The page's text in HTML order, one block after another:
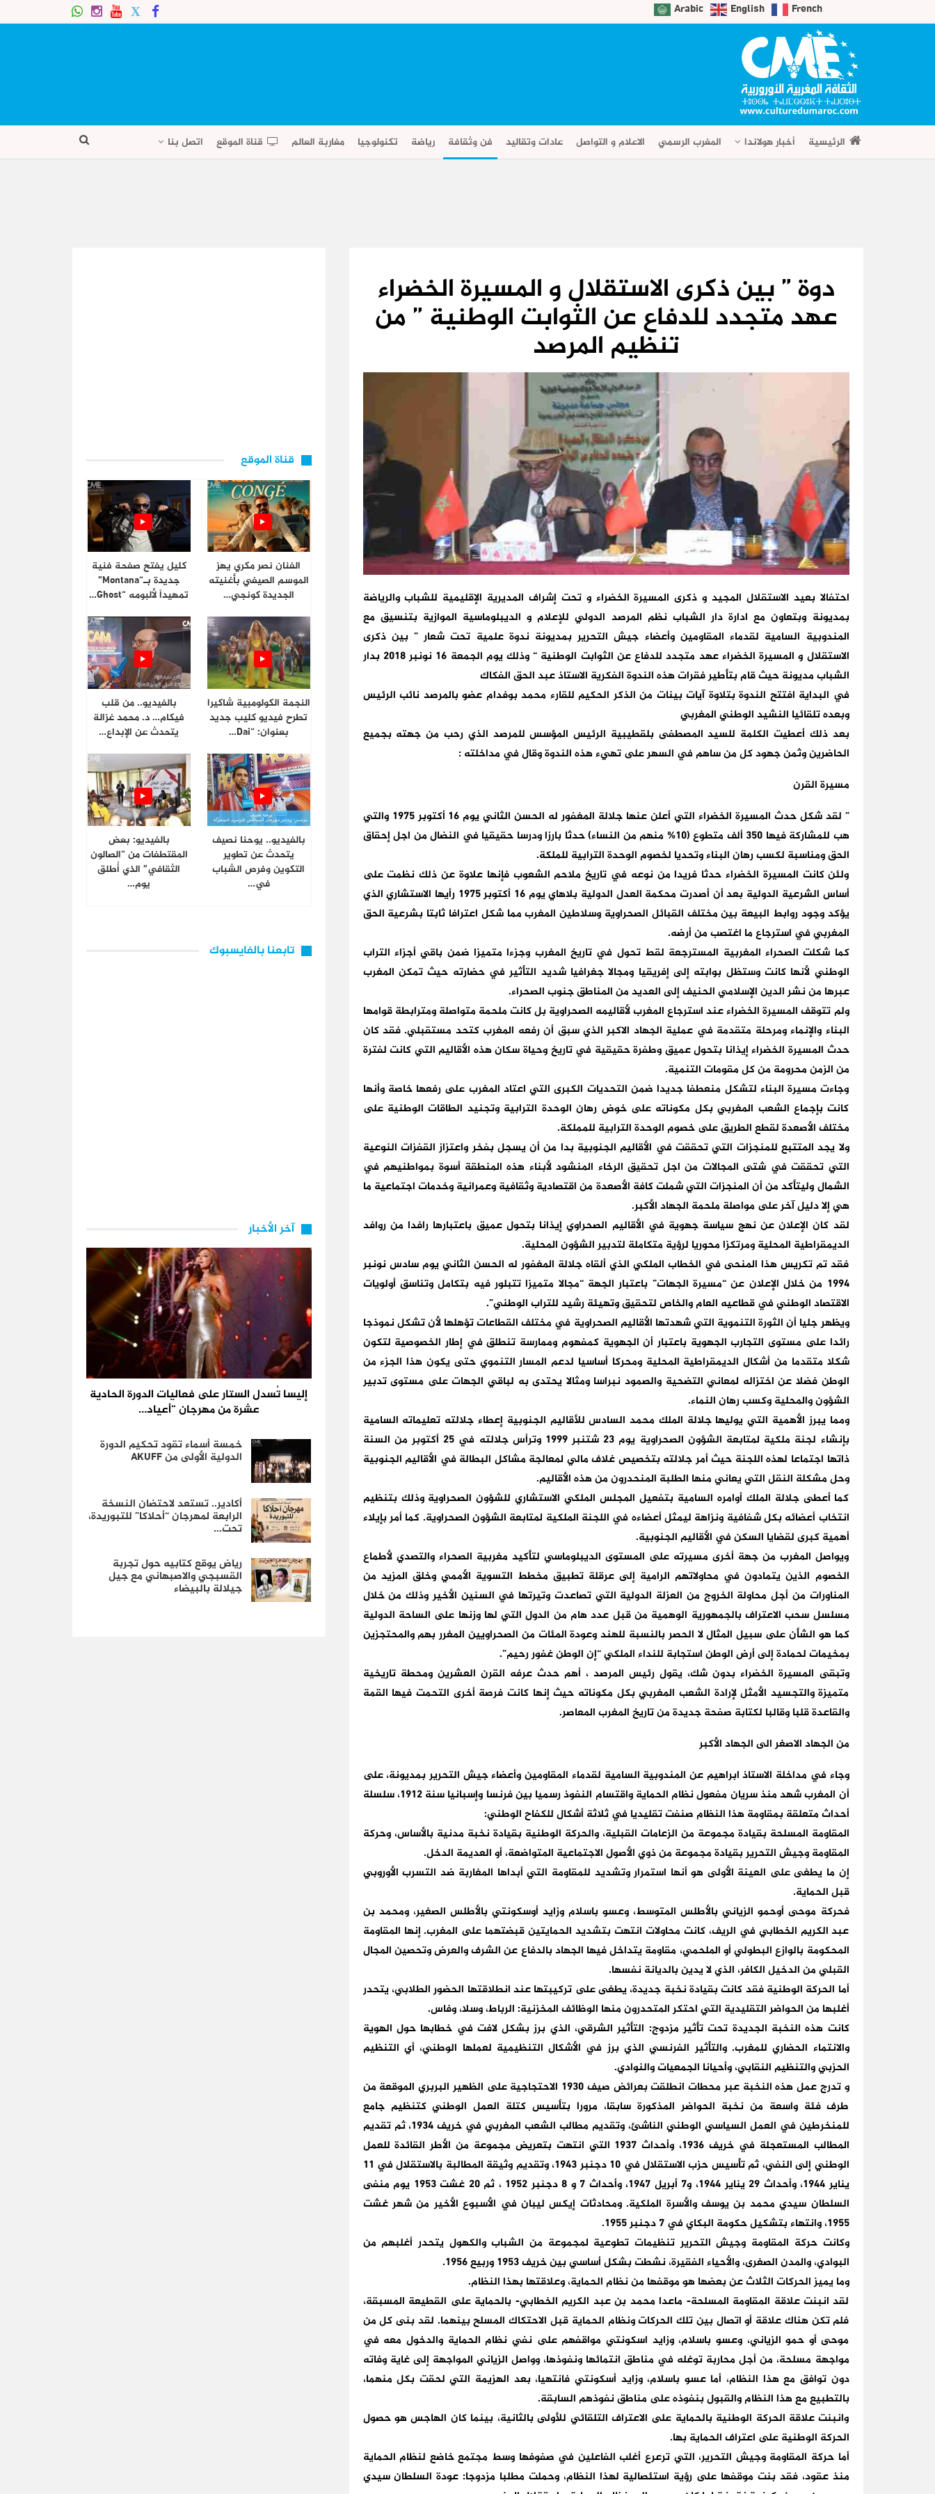
Arabic English French
الرئيسية أخبار هولاندا المغرب الرسمي الاعلام و التواصل عادات وتقاليد فن وثقافة رياضة تكنولوجيا مغاربة العالم قناة الموقع اتصل بنا
دوة ” بين ذكرى الاستقلال و المسيرة الخضراء
عهد متجدد للدفاع عن الثوابت الوطنية ” من
تنظيم المرصد
احتفالا بعيد الاستقلال المجيد و ذكرى المسيرة الخضراء و تحت إشراف المديرية الإقليمية للشباب والرياضة
بمديونة وبتعاون مع ادارة دار الشباب نظم المرصد الدولي للإعلام و الديبلوماسية الموازية بتنسيق مع
المندوبية السامية لقدماء المقاومين وأعضاء جيش التحرير بمديونة ندوة علمية تحت شعار ” بين ذكرى
الاستقلال و المسيرة الخضراء عهد متجدد للدفاع عن الثوابت الوطنية “ وذلك يوم الجمعة 16 نونبر 2018 بدار
الشباب مديونة حيث قام بتأطير فقرات هذه الندوة الفكرية الاستاذ عبد الحق الفكاك
في البداية افتتح الندوة بتلاوة آيات بينات من الذكر الحكيم للقارء محمد بوفدام عضو بالمرصد نائب الرئيس
وبعده تلقائيا النشيد الوطني المغربي
بعد ذلك أعطيت الكلمة للسيد المصطفى بلقطيبية الرئيس المؤسس للمرصد الذي رحب من جهته بجميع
الحاضرين وثمن جهود كل من ساهم في السهر على تهيء هذه الندوة وقال في مداخلته :
مسيرة القرن
” لقد شكل حدث المسيرة الخضراء التي أعلن عنها جلالة المغفور له الحسن الثاني يوم 16 أكتوبر 1975 والتي
هب للمشاركة فيها 350 ألف متطوع (10% منهم من النساء) حدثا بارزا ودرسا حقيقيا في النضال من اجل إحقاق
الحق ومناسبة لكسب رهان البناء وتحديا لخصوم الوحدة الترابية للملكة.
ولئن كانت المسيرة الخضراء حدثا فريدا من نوعه في تاريخ ملاحم الشعوب فإنها علاوة عن ذلك نظمت على
أساس الشرعية الدولية بعد أن أصدرت محكمة العدل الدولية بلاهاي يوم 16 أكتوبر 1975 رأيها الاستشاري الذي
يؤكد وجود روابط البيعة بين مختلف القبائل الصحراوية وسلاطين المغرب مما شكل اعترافا ثابتا بشرعية الحق
المغربي في استرجاع ما اغتصب من أرضه.
كما شكلت الصحراء المغربية المسترجعة لقط تحول في تاريخ المغرب وجزءا متميزا ضمن باقي أجزاء التراب
الوطني لأنها كانت وستظل بوابته إلى إفريقيا ومجالا جغرافيا شديد التأثير في حضارته حيث تمكن المغرب
عبرها من نشر الدين الإسلامي الحنيف إلى العديد من المناطق جنوب الصحراء.
ولم تتوقف المسيرة الخضراء عند استرجاع المغرب لأقاليمه الصحراوية بل كانت ملحمة متواصلة ومترابطة قوامها
البناء والإنماء ومرحلة متقدمة في عملية الجهاد الاكبر الذي سبق أن رفعه المغرب كتحد مستقبلي. فقد كان
حدث المسيرة الخضراء إيذانا بتحول عميق وطفرة حقيقية في تاريخ وحياة سكان هذه الأقاليم التي كانت لفترة
من الزمن محرومة من كل مقومات التنمية.
وجاءت مسيرة البناء لتشكل منعطفا جديدا ضمن التحديات الكبرى التي اعتاد المغرب على رفعها خاصة وأنها
كانت بإجماع الشعب المغربي بكل مكوناته على خوض رهان الوحدة الترابية وتجنيد الطاقات الوطنية على
مختلف الأصعدة لقطع الطريق على خصوم الوحدة الترابية للمملكة.
ولا يجد المتتبع للمنجزات التي تحققت في الأقاليم الجنوبية بدا من أن يسجل بفخر واعتزاز القفزات النوعية
التي تحققت في شتى المجالات من اجل تحقيق الرخاء المنشود لأبناء هذه المنطقة أسوة بمواطنيهم في
الشمال وليتأكد من أن المنجزات التي شملت كافة الأصعدة من اقتصادية وثقافية وعمرانية وخدمات اجتماعية ما
هي إلا دليل آخر على مواصلة ملحمة الجهاد الأكبر.
لقد كان الإعلان عن نهج سياسة جهوية في الأقاليم الصحراوي إيذانا بتحول عميق باعتبارها رافدا من روافد
الديمقراطية المحلية ومرتكزا محوريا لرؤية متكاملة لتدبير الشؤون المحلية.
فقد تم تكريس هذا المنحى في الخطاب الملكي الذي ألقاه جلالة المغفور له الحسن الثاني يوم سادس نونبر
1994 من خلال الإعلان عن “مسيرة الجهات” باعتبار الجهة “مجالا متميزا تتبلور فيه بتكامل وتناسق أولويات
الاقتصاد الوطني في قطاعيه العام والخاص لتحقيق وتهيئة رشيد للتراب الوطني”.
ويظهر جليا أن الثورة التنموية التي شهدتها الأقاليم الصحراوية في مختلف القطاعات تؤهلها لأن تشكل نموذجا
رائدا على مستوى التجارب الجهوية باعتبار أن الجهوية كمفهوم وممارسة تنطلق في إطار الخصوصية لتكون
شكلا متقدما من أشكال الديمقراطية المحلية ومحركا أساسيا لدعم المسار التنموي حتى يكون هذا الجزء من
الوطن فضلا عن اختزاله لمعاني التضحية والصمود نبراسا ومثالا يحتدى به لباقي الجهات على مستوى تدبير
الشؤون والمحلية وكسب رهان النماء.
ومما يبرز الأهمية التي يوليها جلالة الملك محمد السادس للأقاليم الجنوبية إعطاء جلالته تعليماته السامية
بإنشاء لجنة ملكية لمتابعة الشؤون الصحراوية يوم 23 شتنبر 1999 وترأس جلالته في 25 أكتوبر من السنة
ذاتها اجتماعا لهذه اللجنة حيث أمر جلالته بتخصيص غلاف مالي لمعالجة مشاكل البطالة في الأقاليم الجنوبية
وحل مشكلة النقل التي يعاني منها الطلبة المنحدرون من هذه الأقاليم.
كما أعطى جلالة الملك أوامره السامية بتفعيل المجلس الملكي الاستشاري للشؤون الصحراوية وذلك بتنظيم
انتخاب أعضائه بكل شفافية ونزاهة ليمثل أعضاءه في اللجنة الملكية لمتابعة الشؤون الصحراوية. كما أمر بإيلاء
أهمية كبرى لقضايا السكن في الأقاليم الجنوبية.
ويواصل المغرب من جهة أخرى مسيرته على المستوى الديبلوماسي لتأكيد مغربية الصحراء والتصدي لأطماع
الخصوم الذين يتمادون في محاولاتهم الرامية إلى عرقلة تطبيق مخطط التسوية الأممي وخلق المزيد من
المناورات من أجل محاولة الخروج من العزلة الدولية التي تصاعدت وتيرتها في السنين الأخير وذلك من خلال
مسلسل سحب الاعتراف بالجمهورية الوهمية من قبل عدد هام من الدول التي لها وزنها على الساحة الدولية
كما هو الشأن على سبيل المثال لا الحصر بالنسبة للهند وعودة المئات من الصحراويين المغرر بهم والمحتجزين
بمخيمات لحمادة إلى أرض الوطن استجابة للنداء الملكي “إن الوطن غفور رحيم”.
وتبقى المسيرة الخضراء بدون شك، يقول رئيس المرصد ، أهم حدث عرفه القرن العشرين ومحطة تاريخية
متميزة والتجسيد الأمثل لإرادة الشعب المغربي بكل مكوناته حيث إنها كانت فرصة أخرى التحمت فيها القمة
والقاعدة قلبا وقالبا لكتابة صفحة جديدة من تاريخ المغرب المعاصر.
من الجهاد الاصغر الى الجهاد الأكبر
وجاء في مداخلة الاستاذ ابراهيم عن المندوبية السامية لقدماء المقاومين وأعضاء جيش التحرير بمديونة، على
أن المغرب شهد منذ سريان مفعول نظام الحماية واقتسام النفوذ رسميا بين فرنسا وإسبانيا سنة 1912، سلسلة
أحداث متعلقة بمقاومة هذا النظام صنفت تقليديا في ثلاثة أشكال للكفاح الوطني:
المقاومة المسلحة بقيادة مجموعة من الزعامات القبلية، والحركة الوطنية بقيادة نخبة مدنية بالأساس، وحركة
المقاومة وجيش التحرير بقيادة مجموعة من ذوي الأصول الاجتماعية المتواضعة، أو العديمة الدخل.
إن ما يطغى على العينة الأولى هو أنها استمرار وتشديد للمقاومة التي أبداها المغاربة ضد التسرب الأوروبي
قبل الحماية.
فحركة موحى أوحمو الزياني بالأطلس المتوسط، وعسو باسلام وزايد أوسكونتي بالأطلس الصغير، ومحمد بن
عبد الكريم الخطابي في الريف، كانت محاولات انتهت بتشديد الحمايتين قبضتهما على المغرب. إنها المقاومة
المحكومة بالوازع البطولي أو الملحمي، مقاومة يتداخل فيها الجهاد بالدفاع عن الشرف والعرض وتحصين المجال
القبلي من الدخيل الكافر، الذي لا يدين بالديانة نفسها.
أما الحركة الوطنية فقد كانت بقيادة نخبة جديدة، يطغى على تركيبتها عند انطلاقتها الحضور الطلابي، يتحدر
أغلبها من الحواضر التقليدية التي احتكر المتحدرون منها الوظائف المخزنية: الرباط، وسلا، وفاس.
كانت هذه النخبة الجديدة تحت تأثير مزدوج: التأثير الشرقي، الذي برز بشكل لافت في خطابها حول الهوية
والانتماء الحضاري للمغرب. والتأثير الفرنسي الذي برز في الأشكال التنظيمية لعملها الوطني، أي التنظيم
الحزبي والتنظيم النقابي، وأحيانا الجمعيات والنوادي.
و تدرج عمل هذه النخبة عبر محطات انطلقت بعرائض صيف 1930 الاحتجاجية على الظهير البربري الموقعة من
طرف فئة واسعة من نخبة الحواضر المذكورة سابقا، مرورا بتأسيس كتلة العمل الوطني كتنظيم جامع
للمنخرطين في العمل السياسي الوطني الناشئ، وتقديم مطالب الشعب المغربي في خريف 1934، ثم تقديم
المطالب المستعجلة في خريف 1936، وأحداث 1937 التي انتهت بتعريض مجموعة من الأطر القائدة للعمل
الوطني إلى النفي، ثم تأسيس حزب الاستقلال في 10 دجنبر 1943، وتقديم وثيقة المطالبة بالاستقلال في 11
يناير 1944، وأحداث 29 يناير 1944، و7 أبريل 1947، وأحداث 7 و 8 دجنبر 1952 ، ثم 20 غشت 1953 يوم منفى
السلطان سيدي محمد بن يوسف والأسرة الملكية. ومحادثات إيكس ليبان في الأسبوع الأخير من شهر غشت
1955، وانتهاء بتشكيل حكومة البكاي في 7 دجنبر 1955.
وكانت حركة المقاومة وجيش التحرير تنظيمات تطوعية لمجموعة من الشباب والكهول يتحدر أغلبهم من
البوادي، والمدن الصغرى، والأحياء الفقيرة، نشطت بشكل أساسي بين خريف 1953 وربيع 1956.
وما يميز الحركات الثلاث عن بعضها هو موقفها من نظام الحماية، وعلاقتها بهذا النظام.
لقد انبنت علاقة المقاومة المسلحة- ماعدا محمد بن عبد الكريم الخطابي- بالحماية على القطيعة المسبقة،
فلم تكن هناك علاقة أو اتصال بين تلك الحركات ونظام الحماية قبل الاحتكاك المسلح بينهما. لقد بنى كل من
موحى أو حمو الزياني، وعسو باسلام، وزايد اسكونتي مواقفهم على نفي نظام الحماية والدخول معه في
مواجهة مسلحة، من أجل محاربة توغله في مناطق انتمائها ونفوذها، وواصل الزياني المواجهة إلى غاية وفاته
دون توافق مع هذا النظام، أما عسو باسلام، وزايد أسكونتي فانتهيا، بعد الهزيمة التي لحقت بكل منهما،
بالتطبيع مع هذا النظام والقبول بنفوذه على مناطق نفوذهم السابقة.
وانبنت علاقة الحركة الوطنية بالحماية على الاعتراف التلقائي للأولى بالثانية، بينما كان الهاجس هو حصول
الحركة الوطنية على اعتراف الحماية بها.
أما حركة المقاومة وجيش التحرير، التي ترعرع أغلب الفاعلين في صفوفها وسط مجتمع خاضع لنظام الحماية
منذ عقود، فقد بنت موقفها على رؤية استئصالية لهذا النظام، وحملت مطلبا مزدوجا: عودة السلطان سيدي
قناة الموقع
الفنان نصر مكري يهز
الموسم الصيفي بأغنيته
الجديدة كونجي…
كليل يفتح صفحة فنية
جديدة بـ“Montana”
تمهيداً لألبومه “Ghost…
النجمة الكولومبية شاكيرا
تطرح فيديو كليب جديد
بعنوان: “Dai…
بالفيديو.. من قلب
فيكام… د. محمد غزالة
يتحدث عن الإبداع…
بالفيديو.. يوحنا نصيف
يتحدث عن تطوير
التكوين وفرص الشباب
في…
بالفيديو: بعض
المقتطفات من “الصالون
الثقافي” الذي أُطلق
يوم…
تابعنا بالفايسبوك
آخر الأخبار
إليسا تُسدل الستار على فعاليات الدورة الحادية
عشرة من مهرجان “أعياد…
خمسة أسماء تقود تحكيم الدورة
الدولية الأولى من AKUFF
أكادير.. تستعد لاحتضان النسخة
الرابعة لمهرجان “أحلاكا” للتبوريدة،
تحت…
رياض يوقع كتابيه حول تجربة
القسبجي والاصبهاني مع جيل
جيلالة بالبيضاء